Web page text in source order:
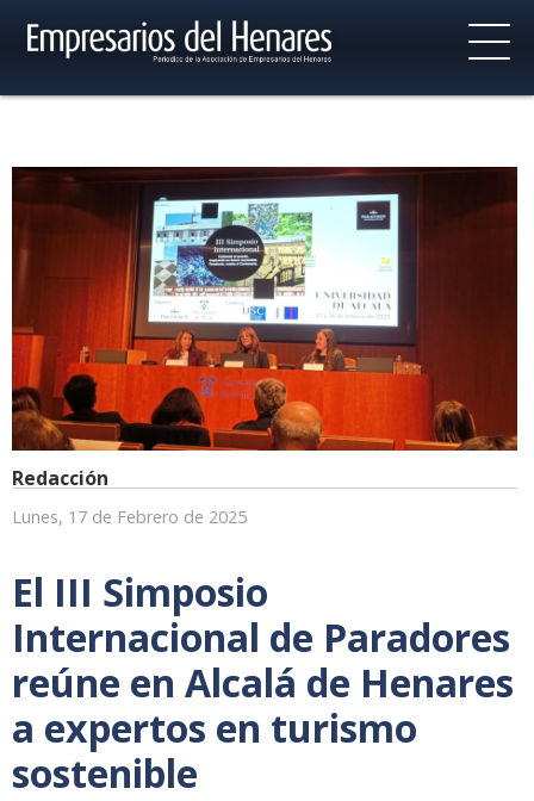
Redacción
Lunes, 17 de Febrero de 2025
El III Simposio
Internacional de Paradores
reúne en Alcalá de Henares
a expertos en turismo
sostenible